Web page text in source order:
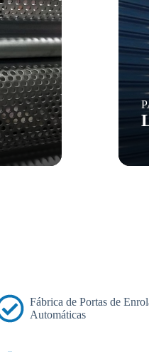
Fábrica de Portas de
Automáticas